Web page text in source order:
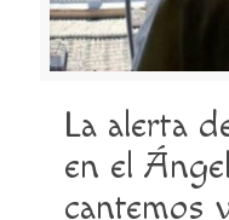
La alerta
en el
cantemos